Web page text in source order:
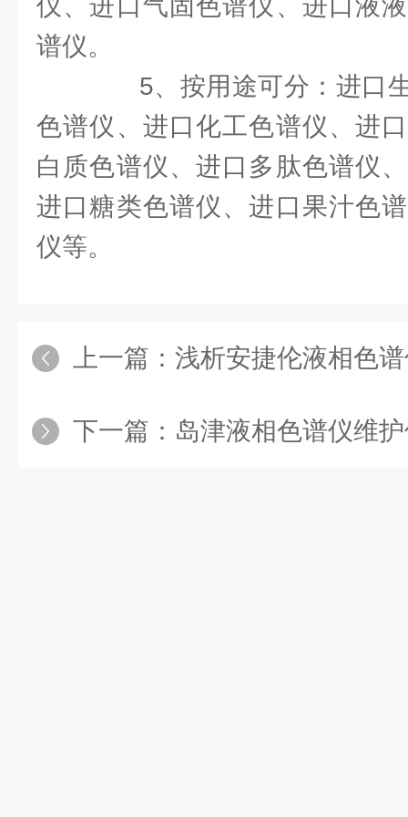
仪、进口气固色谱仪、进口液
谱仪。
5、按用途可分：进口生
色谱仪、进口化工色谱仪、进
白质色谱仪、进口多肽色谱仪
进口糖类色谱仪、进口果汁色
仪等。
上一篇： 浅析安捷伦液相色
下一篇： 岛津液相色谱仪维护